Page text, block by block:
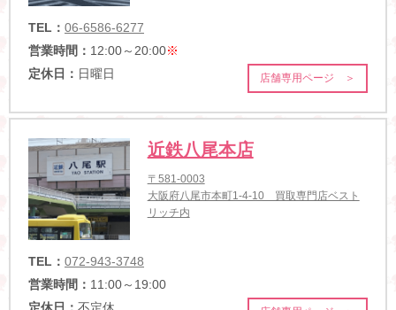
TEL： 06-6586-6277
営業時間： 12:00～20:00※
定休日： 日曜日 店舗専用ページ ＞
近鉄八尾本店
〒581-0003
大阪府八尾市本町1-4-10 買取専門店ベスト
リッチ内
TEL： 072-943-3748
営業時間： 11:00～19:00